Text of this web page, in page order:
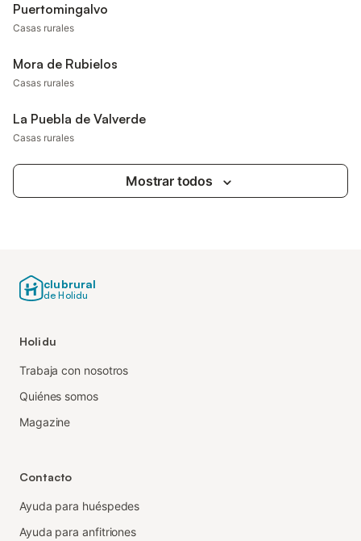
Puertomingalvo
Casas rurales
Mora de Rubielos
Casas rurales
La Puebla de Valverde
Casas rurales
Mostrar todos
clubrural
de Holidu
Holidu
Trabaja con nosotros
Quiénes somos
Magazine
Contacto
Ayuda para huéspedes
Ayuda para anfitriones